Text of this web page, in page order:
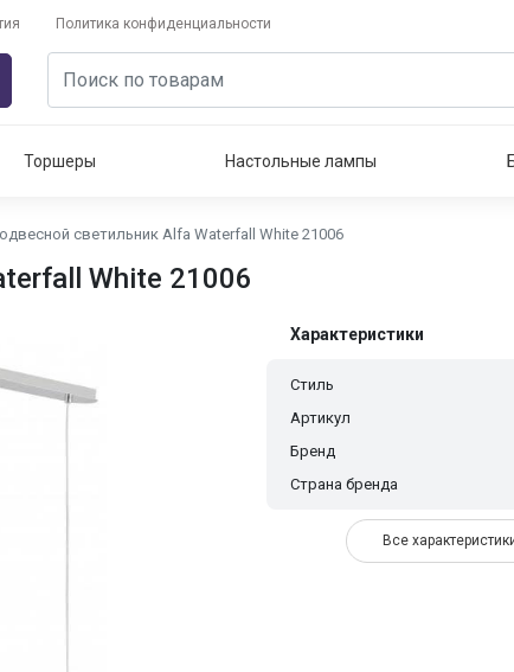
Политика конфиденциальности
Торшеры Настольные лампы
светильник Alfa Waterfall White 21006
White 21006
Характеристики
Стиль
Артикул
Бренд
Страна бренда
Все